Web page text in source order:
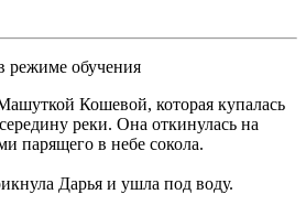
режиме обучения
Кошевой, которая купалась
реки. Она откинулась на
парящего в небе сокола.
Дарья и ушла под воду.